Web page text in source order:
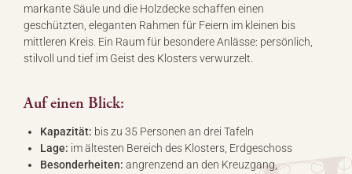
markante Säule und die Holzdecke schaffen einen
geschützten, eleganten Rahmen für Feiern im kleinen bis
mittleren Kreis. Ein Raum für besondere Anlässe: persönlich,
stilvoll und tief im Geist des Klosters verwurzelt.
Auf einen Blick:
Kapazität: bis zu 35 Personen an drei Tafeln
Lage: im ältesten Bereich des Klosters, Erdgeschoss
Besonderheiten: angrenzend an den Kreuzgang,